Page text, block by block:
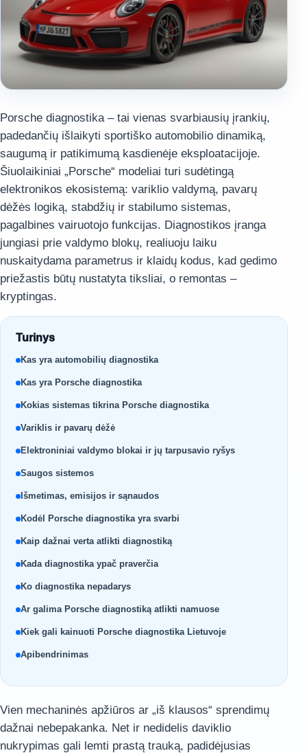
Porsche diagnostika – tai vienas svarbiausių įrankių,
padedančių išlaikyti sportiško automobilio dinamiką,
saugumą ir patikimumą kasdienėje eksploatacijoje.
Šiuolaikiniai „Porsche“ modeliai turi sudėtingą
elektronikos ekosistemą: variklio valdymą, pavarų
dėžės logiką, stabdžių ir stabilumo sistemas,
pagalbines vairuotojo funkcijas. Diagnostikos įranga
jungiasi prie valdymo blokų, realiuoju laiku
nuskaitydama parametrus ir klaidų kodus, kad gedimo
priežastis būtų nustatyta tiksliai, o remontas –
kryptingas.
Turinys
Kas yra automobilių diagnostika
Kas yra Porsche diagnostika
Kokias sistemas tikrina Porsche diagnostika
Variklis ir pavarų dėžė
Elektroniniai valdymo blokai ir jų tarpusavio ryšys
Saugos sistemos
Išmetimas, emisijos ir sąnaudos
Kodėl Porsche diagnostika yra svarbi
Kaip dažnai verta atlikti diagnostiką
Kada diagnostika ypač praverčia
Ko diagnostika nepadarys
Ar galima Porsche diagnostiką atlikti namuose
Kiek gali kainuoti Porsche diagnostika Lietuvoje
Apibendrinimas
Vien mechaninės apžiūros ar „iš klausos“ sprendimų
dažnai nebepakanka. Net ir nedidelis daviklio
nukrypimas gali lemti prastą trauką, padidėjusias